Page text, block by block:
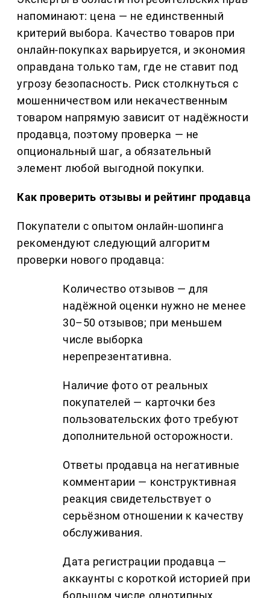
напоминают: цена — не единственный
критерий выбора. Качество товаров при
онлайн-покупках варьируется, и экономия
оправдана только там, где не ставит под
угрозу безопасность. Риск столкнуться с
мошенничеством или некачественным
товаром напрямую зависит от надёжности
продавца, поэтому проверка — не
опциональный шаг, а обязательный
элемент любой выгодной покупки.
Как проверить отзывы и рейтинг продавца
Покупатели с опытом онлайн-шопинга
рекомендуют следующий алгоритм
проверки нового продавца:
Количество отзывов — для
надёжной оценки нужно не менее
30–50 отзывов; при меньшем
числе выборка
нерепрезентативна.
Наличие фото от реальных
покупателей — карточки без
пользовательских фото требуют
дополнительной осторожности.
Ответы продавца на негативные
комментарии — конструктивная
реакция свидетельствует о
серьёзном отношении к качеству
обслуживания.
Дата регистрации продавца —
аккаунты с короткой историей при
большом числе однотипных